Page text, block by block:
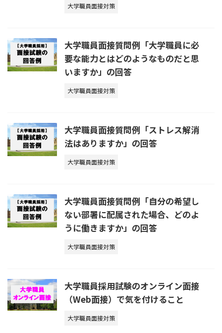
大学職員面接対策
大学職員面接質問例「大学職員に必
要な能力とはどのようなものだと思
いますか」の回答
大学職員面接対策
大学職員面接質問例「ストレス解消
法はありますか」の回答
大学職員面接対策
大学職員面接質問例「自分の希望し
ない部署に配属された場合、どのよ
うに働きますか」の回答
大学職員面接対策
大学職員採用試験のオンライン面接
（Web面接）で気を付けること
大学職員面接対策